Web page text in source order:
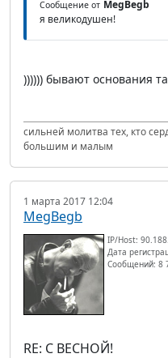
Сообщение от MegBegb
я великодушен!
)))))) бывают основания
сильней молитва тех, кто
большим и малым
1 марта 2017 12:04
MegBegb
IP/Host:
Дата
Сообщений: 8
RE: С ВЕСНОЙ!